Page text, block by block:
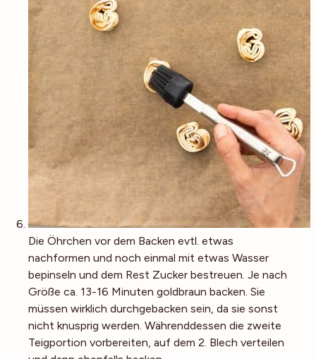
Die Öhrchen vor dem Backen evtl. etwas
nachformen und noch einmal mit etwas Wasser
bepinseln und dem Rest Zucker bestreuen. Je nach
Größe ca. 13-16 Minuten goldbraun backen. Sie
müssen wirklich durchgebacken sein, da sie sonst
nicht knusprig werden. Währenddessen die zweite
Teigportion vorbereiten, auf dem 2. Blech verteilen